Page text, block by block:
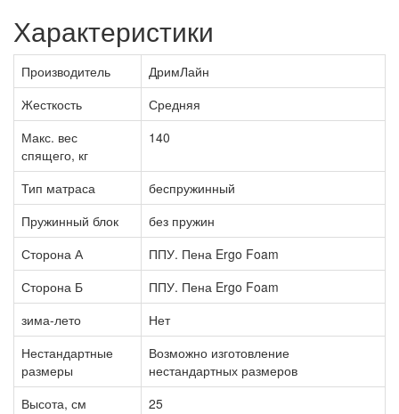
Характеристики
Производитель
ДримЛайн
Жесткость
Средняя
Макс. вес
спящего, кг
140
Тип матраса
беспружинный
Пружинный блок
без пружин
Сторона А
ППУ. Пена Ergo Foam
Сторона Б
ППУ. Пена Ergo Foam
зима-лето
Нет
Нестандартные
размеры
Возможно изготовление
нестандартных размеров
Высота, см
25